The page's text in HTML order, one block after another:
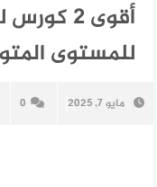
أقوى 2
للمستوى
مايو 7, 2025 0